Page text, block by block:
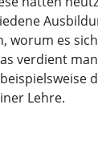
es
verdient
Lehre.